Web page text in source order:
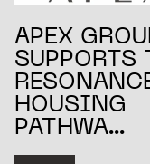
APEX
SUPPORTS
HOUSING
PATHWA...